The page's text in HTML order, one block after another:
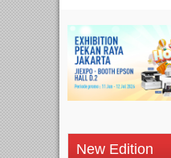
New Edition